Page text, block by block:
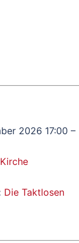
2026 17:00 –
Die Taktlosen